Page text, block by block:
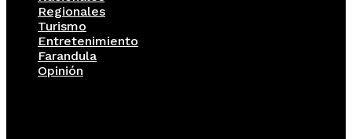
Regionales
Turismo
Entretenimiento
Farandula
Opinión